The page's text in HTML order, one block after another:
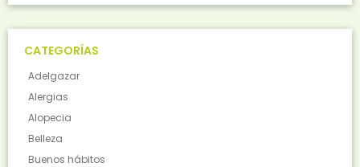
CATEGORÍAS
Adelgazar
Alergias
Alopecia
Belleza
Buenos hábitos